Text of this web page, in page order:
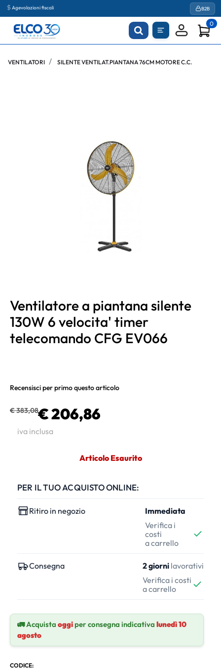
Agevolazioni fiscali B2B
0
VENTILATORI SILENTE VENTILAT.PIANTANA 76CM MOTORE C.C.
Ventilatore a piantana silente
130W 6 velocita' timer
telecomando CFG EV066
Recensisci per primo questo articolo
€ 383,08€ 206,86
iva inclusa
Articolo Esaurito
PER IL TUO ACQUISTO ONLINE:
Ritiro in negozio
Immediata
Verifica i
costi
a carrello
Consegna 2 giorni lavorativi
Verifica i costi
a carrello
🚛 Acquista oggiper consegna indicativa lunedì 10
agosto
CODICE: